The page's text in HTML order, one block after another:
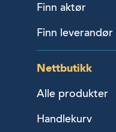
Finn aktør
Finn leverandør
Nettbutikk
Alle produkter
Handlekurv